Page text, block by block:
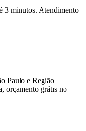
3 minutos. Atendimento
Paulo e Região
orçamento grátis no